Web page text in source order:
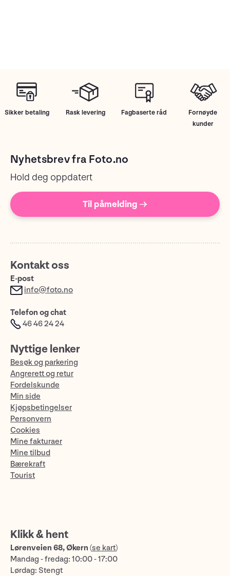
Sikker betaling Rask levering Fagbaserte råd
Fornøyde
kunder
Nyhetsbrev fra Foto.no
Hold deg oppdatert
Til påmelding →
Kontakt oss
E-post
info@foto.no
Telefon og chat
46 46 24 24
Nyttige lenker
Besøk og parkering
Angrerett og retur
Fordelskunde
Min side
Kjøpsbetingelser
Personvern
Cookies
Mine fakturaer
Mine tilbud
Bærekraft
Tourist
Klikk & hent
Lørenveien 68, Økern (se kart)
Mandag - fredag: 10:00 - 17:00
Lørdag: Stengt